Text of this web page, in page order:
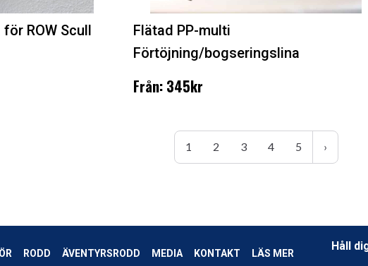
ROW Scull
Flätad PP-multi
Förtöjning/bogseringslina
Från: 345kr
1 2 3 4 5 ›
RODD ÄVENTYRSRODD MEDIA KONTAKT
LÄS MER
Håll